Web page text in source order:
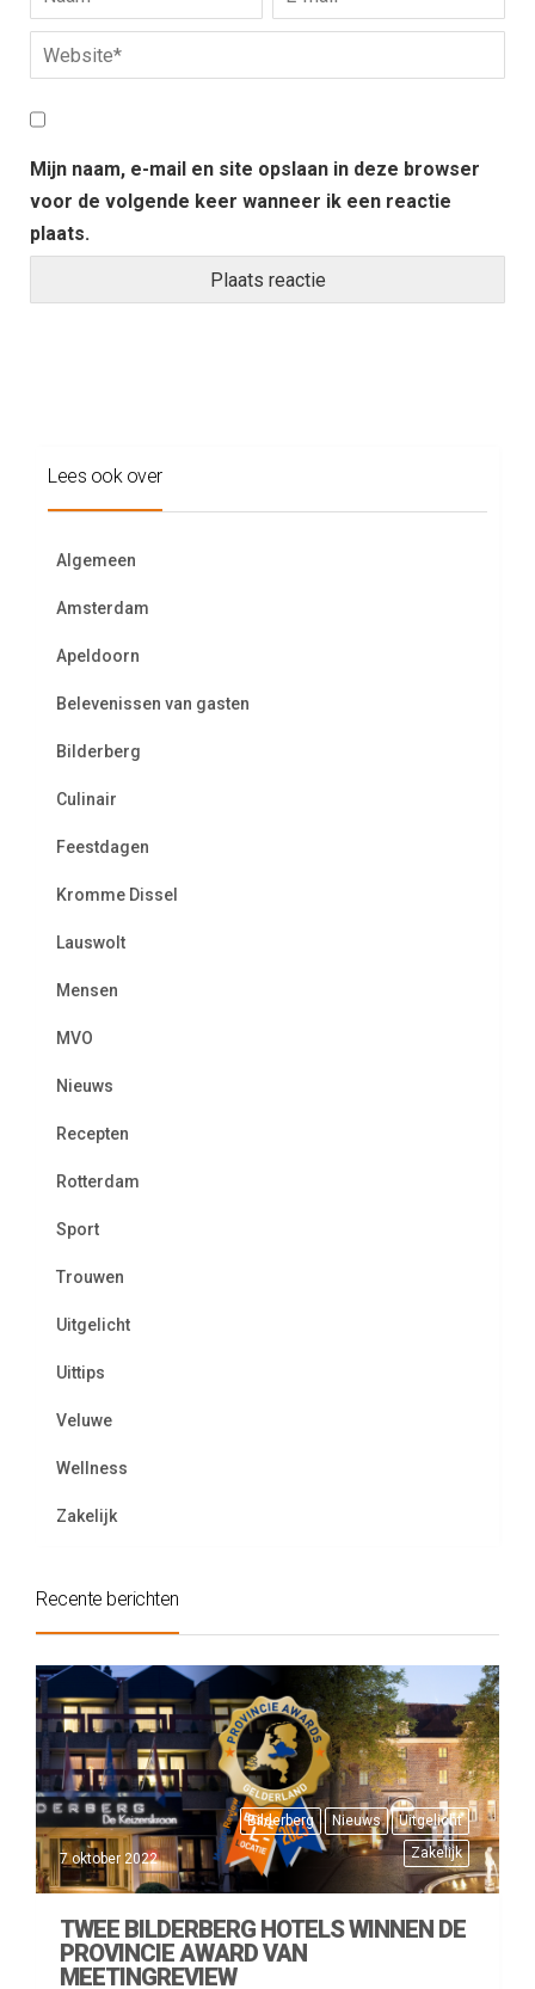
Mijn naam, e-mail en site opslaan in deze browser
voor de volgende keer wanneer ik een reactie
plaats.
Lees ook over
Algemeen
Amsterdam
Apeldoorn
Belevenissen van gasten
Bilderberg
Culinair
Feestdagen
Kromme Dissel
Lauswolt
Mensen
MVO
Nieuws
Recepten
Rotterdam
Sport
Trouwen
Uitgelicht
Uittips
Veluwe
Wellness
Zakelijk
Recente berichten
Bilderberg Nieuws
Uitgelicht
Zakelijk
7 oktober 2022
TWEE BILDERBERG HOTELS WINNEN DE
PROVINCIE AWARD VAN
MEETINGREVIEW